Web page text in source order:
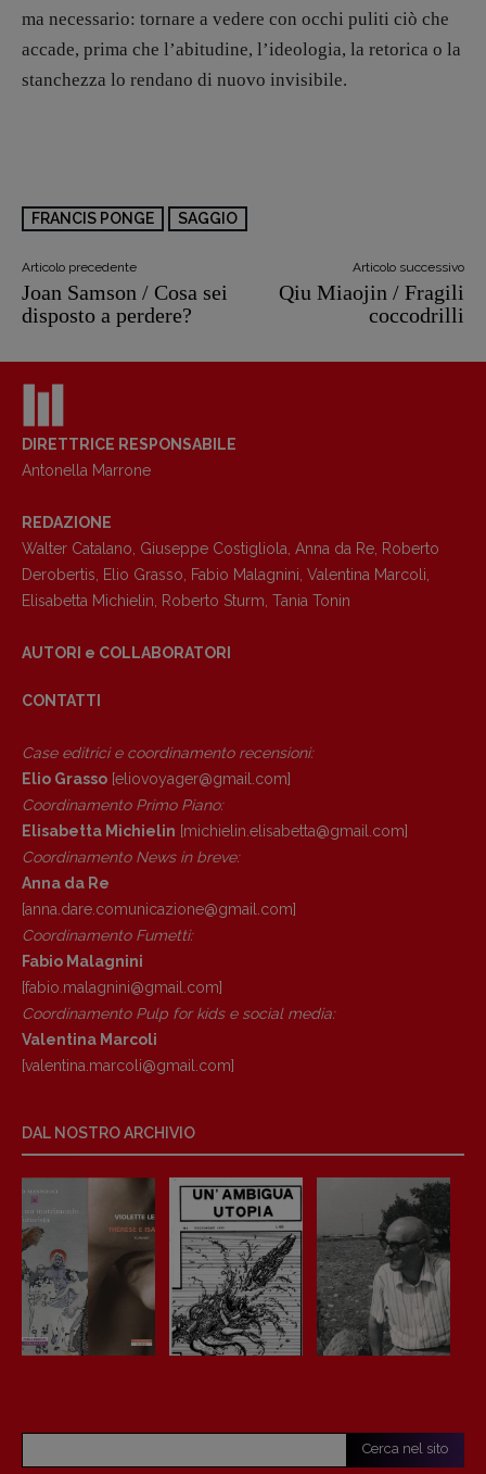
Tribunale Milano n° 5864/2023 – cod. fis.
97943720157 –Privacy
ma necessario: tornare a vedere con occhi puliti ciò che
accade, prima che l’abitudine, l’ideologia, la retorica o la
stanchezza lo rendano di nuovo invisibile.
FRANCIS PONGE SAGGIO
Articolo precedente
Joan Samson / Cosa sei
disposto a perdere?
Articolo successivo
Qiu Miaojin / Fragili
coccodrilli
DIRETTRICE RESPONSABILE
Antonella Marrone
REDAZIONE
Walter Catalano Giuseppe Costigliola Anna da Re Roberto
Derobertis
Elio Grasso Fabio Malagnini Valentina Marcoli
Elisabetta Michielin
Roberto Sturm Tania Tonin
AUTORI e COLLABORATORI
CONTATTI
Case editrici e coordinamento recensioni:
Elio Grasso [eliovoyager@gmail.com]
Coordinamento Primo Piano:
Elisabetta Michielin [michielin.elisabetta@gmail.com]
Coordinamento News in breve:
Anna da Re
[anna.dare.comunicazione@gmail. com]
Coordinamento Fumetti:
Fabio Malagnini
[fabio.malagnini@gmail. com]
Coordinamento Pulp for kids e social media:
Valentina Marcoli
[valentina.marcoli@gmail. com]
DAL NOSTRO ARCHIVIO
Cerca nel sito